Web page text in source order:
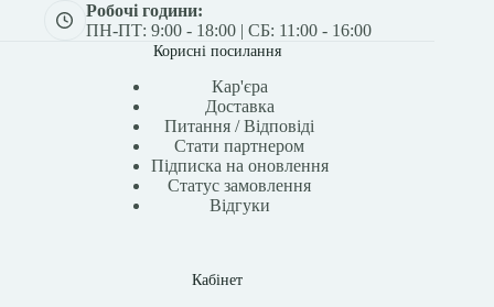
Робочі години:
ПН-ПТ: 9:00 - 18:00 | СБ: 11:00 - 16:00
Корисні посилання
Кар'єра
Доставка
Питання / Відповіді
Стати партнером
Підписка на оновлення
Статус замовлення
Відгуки
Кабінет